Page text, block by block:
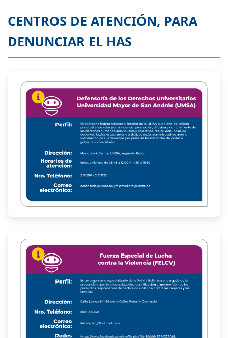
CENTROS DE ATENCIÓN, PARA
DENUNCIAR EL HAS